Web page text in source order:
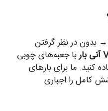
→ بدون در نظر گرفتن
با جعبه‌های چوبی
کنید. ما برای بارهای
کامل را اجباری